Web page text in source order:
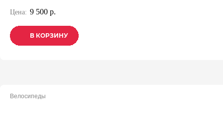
Цена: 9 500 р.
В КОРЗИНУ
В КОРЗИНУ
В КОРЗИНУ
Велосипеды